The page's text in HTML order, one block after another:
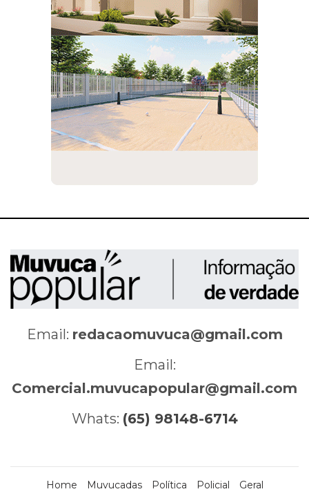
Email: redacaomuvuca@gmail.com
Email:
Comercial.muvucapopular@gmail.com
Whats: (65) 98148-6714
Home Muvucadas Política Policial Geral